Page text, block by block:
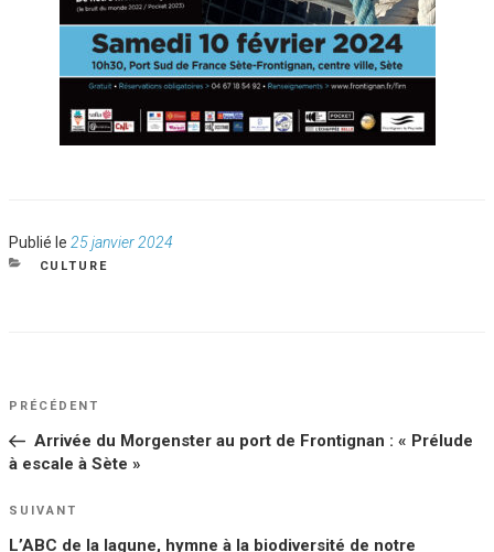
Publié le Publié
le
25 janvier 2024
CATÉGORIES
CULTURE
NAVIGATION
DE
L’ARTICLE
Article
PRÉCÉDENT
Arrivée du Morgenster au port de Frontignan : « Prélude
à escale à Sète »
Article
SUIVANT
L’ABC de la lagune, hymne à la biodiversité de notre